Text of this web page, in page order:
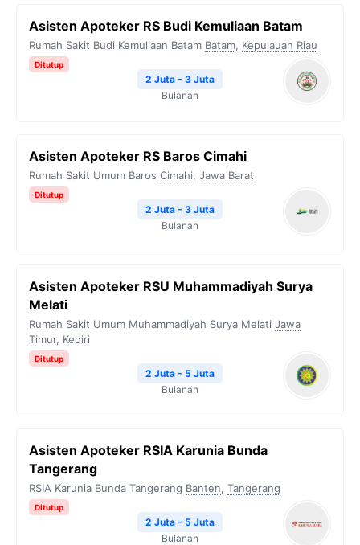
Asisten Apoteker RS Budi Kemuliaan Batam
Rumah Sakit Budi Kemuliaan Batam Batam, Kepulauan Riau
Ditutup
2 Juta - 3 Juta
Bulanan
Asisten Apoteker RS Baros Cimahi
Rumah Sakit Umum Baros Cimahi, Jawa Barat
Ditutup
2 Juta - 3 Juta
Bulanan
Asisten Apoteker RSU Muhammadiyah Surya
Melati
Rumah Sakit Umum Muhammadiyah Surya Melati Jawa
Timur, Kediri
Ditutup
2 Juta - 5 Juta
Bulanan
Asisten Apoteker RSIA Karunia Bunda
Tangerang
RSIA Karunia Bunda Tangerang Banten, Tangerang
Ditutup
2 Juta - 5 Juta
Bulanan